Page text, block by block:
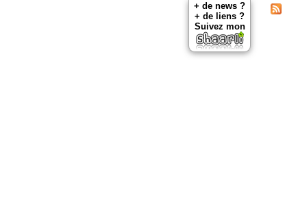
+ de news ?
+ de liens ?
Suivez mon